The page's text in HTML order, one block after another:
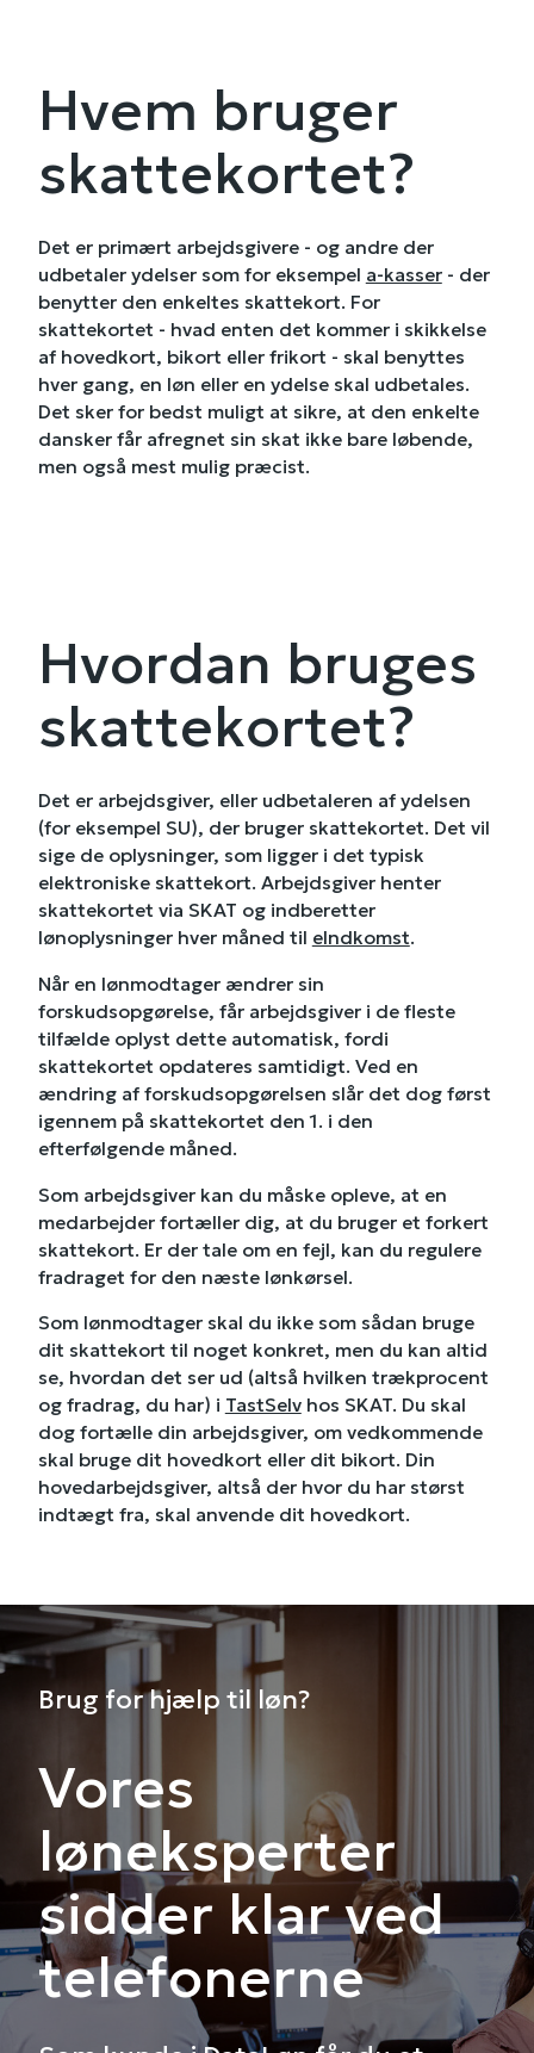
Hvem bruger
skattekortet?
Det er primært arbejdsgivere - og andre der
udbetaler ydelser som for eksempel a-kasser - der
benytter den enkeltes skattekort. For
skattekortet - hvad enten det kommer i skikkelse
af hovedkort, bikort eller frikort - skal benyttes
hver gang, en løn eller en ydelse skal udbetales.
Det sker for bedst muligt at sikre, at den enkelte
dansker får afregnet sin skat ikke bare løbende,
men også mest mulig præcist.
Hvordan bruges
skattekortet?
Det er arbejdsgiver, eller udbetaleren af ydelsen
(for eksempel SU), der bruger skattekortet. Det vil
sige de oplysninger, som ligger i det typisk
elektroniske skattekort. Arbejdsgiver henter
skattekortet via SKAT og indberetter
lønoplysninger hver måned til eIndkomst.
Når en lønmodtager ændrer sin
forskudsopgørelse, får arbejdsgiver i de fleste
tilfælde oplyst dette automatisk, fordi
skattekortet opdateres samtidigt. Ved en
ændring af forskudsopgørelsen slår det dog først
igennem på skattekortet den 1. i den
efterfølgende måned.
Som arbejdsgiver kan du måske opleve, at en
medarbejder fortæller dig, at du bruger et forkert
skattekort. Er der tale om en fejl, kan du regulere
fradraget for den næste lønkørsel.
Som lønmodtager skal du ikke som sådan bruge
dit skattekort til noget konkret, men du kan altid
se, hvordan det ser ud (altså hvilken trækprocent
og fradrag, du har) i TastSelv hos SKAT. Du skal
dog fortælle din arbejdsgiver, om vedkommende
skal bruge dit hovedkort eller dit bikort. Din
hovedarbejdsgiver, altså der hvor du har størst
indtægt fra, skal anvende dit hovedkort.
Brug for hjælp til løn?
Vores
løneksperter
sidder klar ved
telefonerne